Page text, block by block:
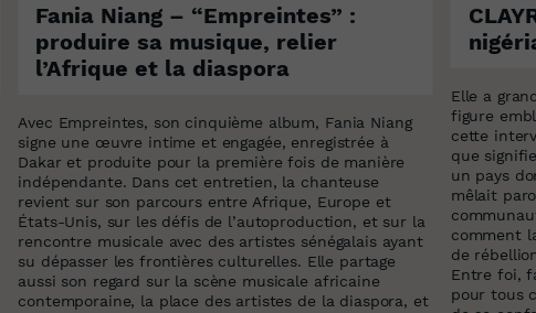
Fania Niang – “Empreintes” :
produire sa musique, relier
l’Afrique et la diaspora
Avec Empreintes, son cinquième album, Fania Niang
signe une œuvre intime et engagée, enregistrée à
Dakar et produite pour la première fois de manière
indépendante. Dans cet entretien, la chanteuse
revient sur son parcours entre Afrique, Europe et
États-Unis, sur les défis de l’autoproduction, et sur la
rencontre musicale avec des artistes sénégalais ayant
su dépasser les frontières culturelles. Elle partage
aussi son regard sur la scène musicale africaine
contemporaine, la place des artistes de la diaspora, et
Elle a
figure
cette
que
un pays
mêlait
comment
de
Entre foi,
pour tous